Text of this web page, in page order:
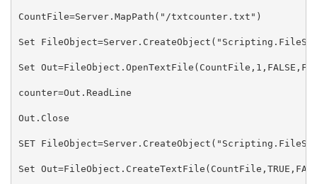
CountFile=Server.MapPath("/txtcounter.txt")
Set
Set
counter=Out.ReadLine
Out.Close
SET
Set